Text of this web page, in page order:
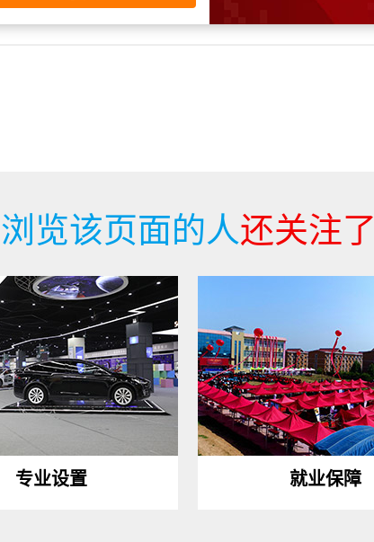
浏览该页面的人还关注了
专业设置 就业保障